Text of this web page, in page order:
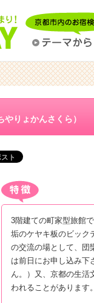
やりょかんさくら）
3階建ての町家型旅館
垢のケヤキ板のビック
の交流の場として、団
は前日にお申し込み下
ん。）又、京都の生活
われることがあります